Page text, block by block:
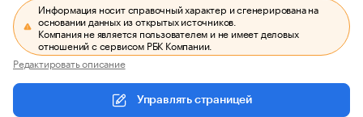
Информация носит справочный характер и сгенерирована на
основании данных из открытых источников.
Компания не является пользователем и не имеет деловых
отношений с сервисом РБК Компании.
Редактировать описание
Управлять страницей